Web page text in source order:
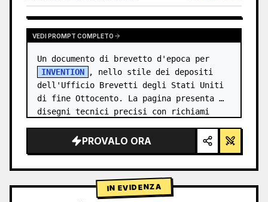
VISUALIZZA RISULTATI DI ALTRI MODELLI
VEDI PROMPT COMPLETO
INVENTION
, nello stile dei depositi
dell'Ufficio Brevetti degli Stati Uniti
di fine Ottocento. La pagina presenta
disegni tecnici precisi con richiami
PROVALO ORA
IN EVIDENZA